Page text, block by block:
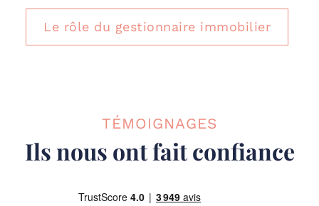
Le rôle du gestionnaire immobilier
TÉMOIGNAGES
Ils nous ont fait confiance